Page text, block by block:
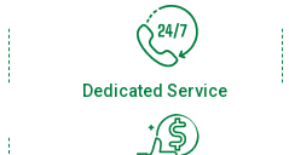
Dedicated Service